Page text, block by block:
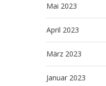
Mai 2023
April 2023
März 2023
Januar 2023